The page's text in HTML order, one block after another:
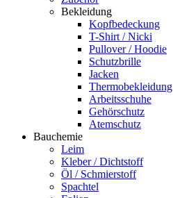
Bekleidung
Kopfbedeckung
T-Shirt / Nicki
Pullover / Hoodie
Schutzbrille
Jacken
Thermobekleidung
Arbeitsschuhe
Gehörschutz
Atemschutz
Bauchemie
Leim
Kleber / Dichtstoff
Öl / Schmierstoff
Spachtel